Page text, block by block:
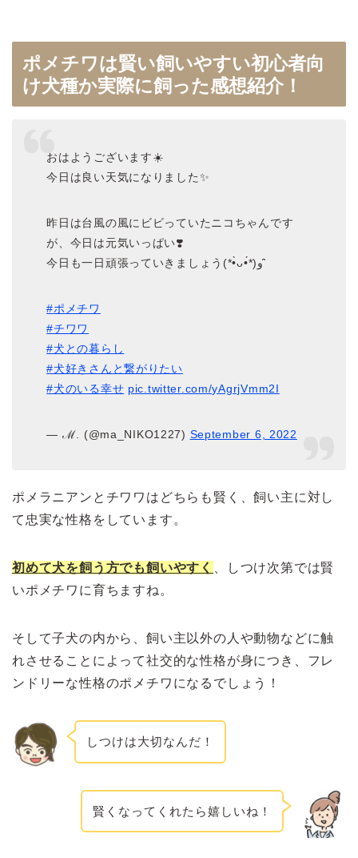
ポメチワは賢い飼いやすい初心者向
け犬種か実際に飼った感想紹介！
おはようございます☀️
今日は良い天気になりました✨️
昨日は台風の風にビビっていたニコちゃんです
が、今日は元気いっぱい❣️
今日も一日頑張っていきましょう(*•̀ᴗ•́*)و ̑̑
#ポメチワ
#チワワ
#犬との暮らし
#犬好きさんと繋がりたい
#犬のいる幸せ pic.twitter.com/yAgrjVmm2I
— ℳ. (@ma_NIKO1227) September 6, 2022
ポメラニアンとチワワはどちらも賢く、飼い主に対し
て忠実な性格をしています。
初めて犬を飼う方でも飼いやすく
、しつけ次第では賢
いポメチワに育ちますね。
そして子犬の内から、飼い主以外の人や動物などに触
れさせることによって社交的な性格が身につき、フレ
ンドリーな性格のポメチワになるでしょう！
しつけは大切なんだ！
賢くなってくれたら嬉しいね！